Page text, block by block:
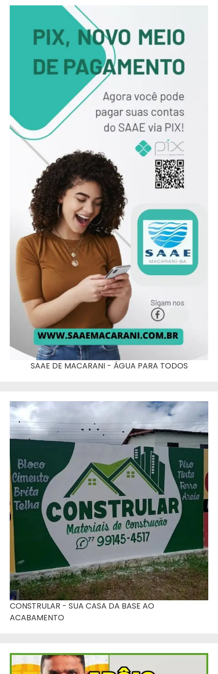
SAAE DE MACARANI - ÁGUA PARA TODOS
CONSTRULAR - SUA CASA DA BASE AO
ACABAMENTO